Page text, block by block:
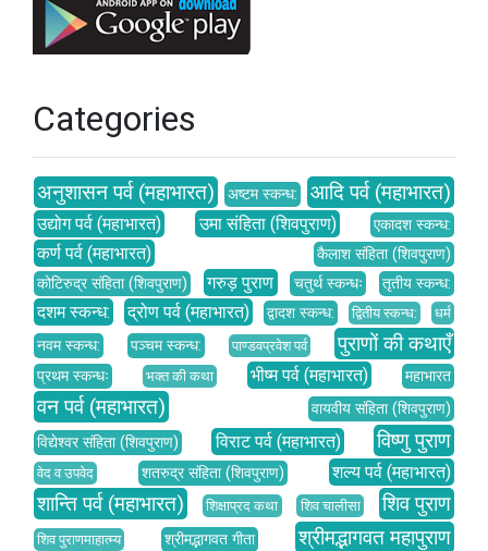
Categories
अनुशासन पर्व (महाभारत) अष्टम स्कन्ध: आदि पर्व (महाभारत)
उद्योग पर्व (महाभारत) उमा संहिता (शिवपुराण) एकादश स्कन्ध:
कर्ण पर्व (महाभारत)
कैलाश संहिता (शिवपुराण)
कोटिरुद्र संहिता (शिवपुराण)
गरुड़ पुराण चतुर्थ स्कन्धः तृतीय स्कन्ध:
दशम स्कन्ध: द्रोण पर्व (महाभारत) द्वादश स्कन्ध: द्वितीय स्कन्ध: धर्म
नवम स्कन्ध: पञ्चम स्कन्ध: पाण्डवप्रवेश पर्व पुराणों की कथाएँ
प्रथम स्कन्धः भक्त की कथा भीष्म पर्व (महाभारत) महाभारत
वन पर्व (महाभारत)
वायवीय संहिता (शिवपुराण)
विद्येश्वर संहिता (शिवपुराण)
विराट पर्व (महाभारत) विष्णु पुराण
वेद व उपवेद शतरुद्र संहिता (शिवपुराण) शल्य पर्व (महाभारत)
शान्ति पर्व (महाभारत) शिक्षाप्रद कथा शिव चालीसा शिव पुराण
शिव पुराणमाहात्म्य श्रीमद्भागवत गीता श्रीमद्भागवत महापुराण